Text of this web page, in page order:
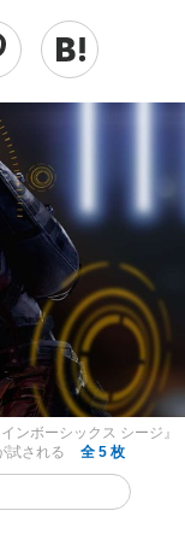
ンボーシックス シージ』
試される
全 5 枚